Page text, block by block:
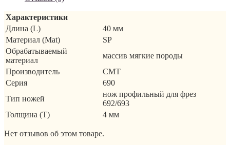
Характеристики
Длина (L)
40 мм
Материал (Mat)
SP
Обрабатываемый
материал
массив мягкие породы
Производитель
CMT
Серия
690
Тип ножей
нож профильный для фрез
692/693
Толщина (T)
4 мм
Нет отзывов об этом товаре.